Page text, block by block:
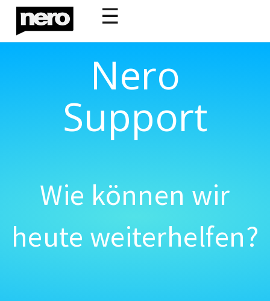
☰
Nero
Support
Wie können wir
heute weiterhelfen?